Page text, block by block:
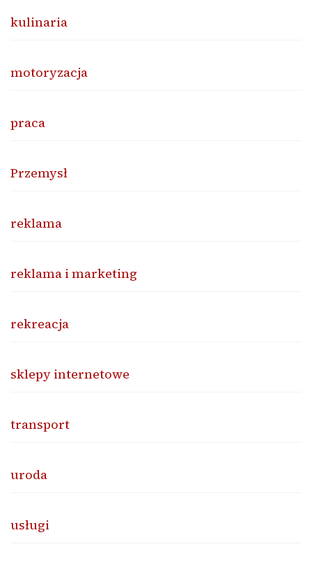
kulinaria
motoryzacja
praca
Przemysł
reklama
reklama i marketing
rekreacja
sklepy internetowe
transport
uroda
usługi